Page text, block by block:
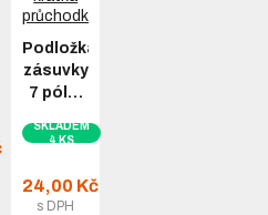
Podložka
zásuvky
7 pól…
SKLADEM
4 KS
24,00 Kč
s DPH